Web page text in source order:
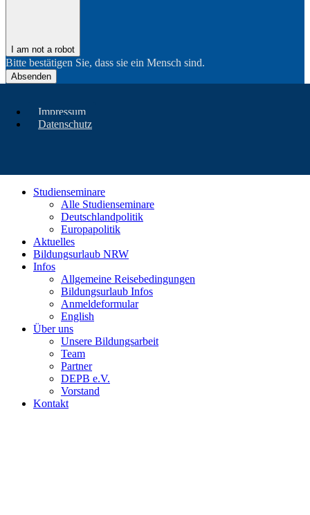
I am not a robot
Bitte bestätigen Sie, dass sie ein Mensch sind.
Absenden
Impressum
Datenschutz
Studienseminare
Alle Studienseminare
Deutschlandpolitik
Europapolitik
Aktuelles
Bildungsurlaub NRW
Infos
Allgemeine Reisebedingungen
Bildungsurlaub Infos
Anmeldeformular
English
Über uns
Unsere Bildungsarbeit
Team
Partner
DEPB e.V.
Vorstand
Kontakt